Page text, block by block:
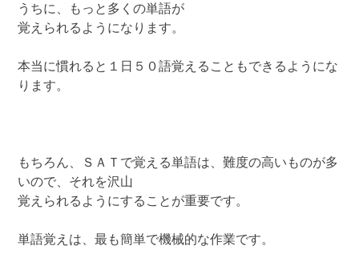
うちに、もっと多くの単語が
覚えられるようになります。
本当に慣れると１日５０語覚えることもできるようにな
ります。
もちろん、ＳＡＴで覚える単語は、難度の高いものが多
いので、それを沢山
覚えられるようにすることが重要です。
単語覚えは、最も簡単で機械的な作業です。